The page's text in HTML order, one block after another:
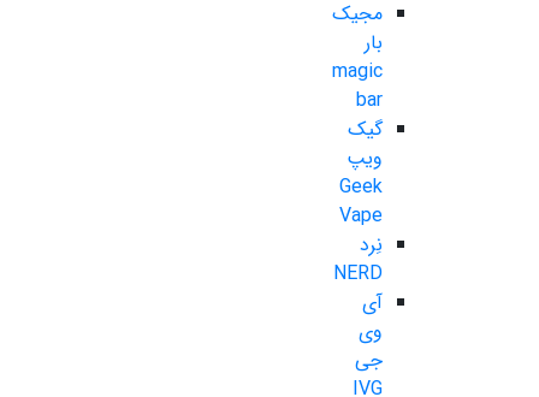
مجیک
بار
magic
bar
گیک
ویپ
Geek
Vape
نِرد
NERD
آی
وی
جی
IVG